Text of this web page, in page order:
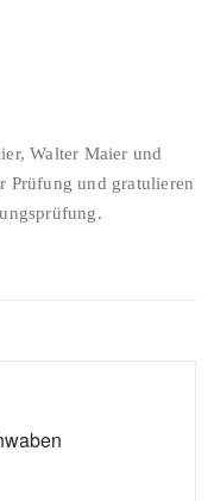
Walter Maier und
Prüfung und gratulieren